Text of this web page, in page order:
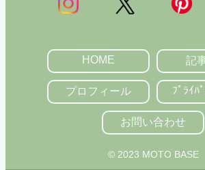
HOME 記
プロフィール ﾌﾟﾗｲﾊ
お問い合わせ
© 2023 MOTO BASE